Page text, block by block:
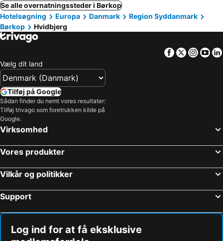
Se alle overnatningssteder i Børkop
Hotelsøgning
Europa Danmark
Region Syddanmark
Børkop
Hvidbjerg
Facebook
Twitter
Vælg dit land
Tilføj på Google
Sådan finder du nemt vores resultater:
Tilføj trivago som foretrukken kilde på
Google.
Virksomhed
Vores produkter
Vilkår og politikker
Support
Log ind for at få eksklusive